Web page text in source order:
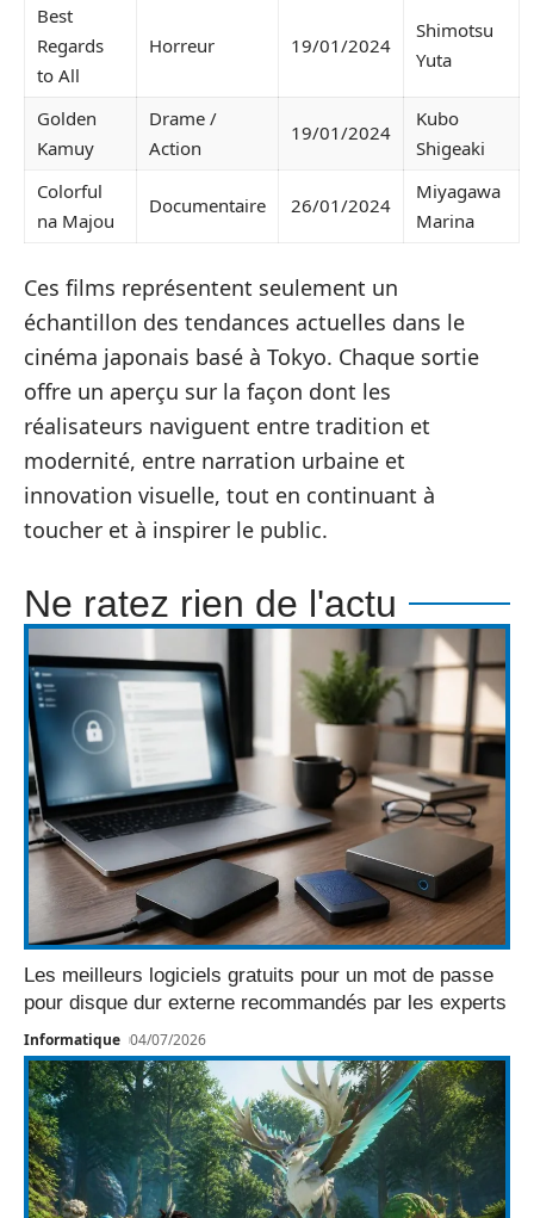
Best
Regards
to All
Horreur 19/01/2024
Shimotsu
Yuta
Golden
Kamuy
Drame /
Action
19/01/2024
Kubo
Shigeaki
Colorful
na Majou
Documentaire 26/01/2024
Miyagawa
Marina
Ces films représentent seulement un
échantillon des tendances actuelles dans le
cinéma japonais basé à Tokyo. Chaque sortie
offre un aperçu sur la façon dont les
réalisateurs naviguent entre tradition et
modernité, entre narration urbaine et
innovation visuelle, tout en continuant à
toucher et à inspirer le public.
Ne ratez rien de l'actu
Les meilleurs logiciels gratuits pour un mot de passe
pour disque dur externe recommandés par les experts
Informatique 04/07/2026